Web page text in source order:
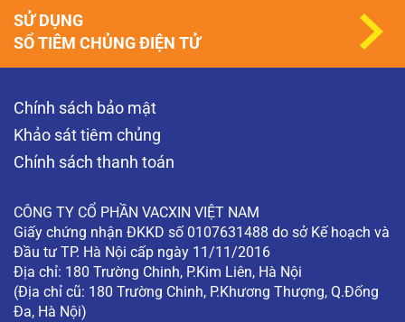
Chính sách bảo mật
Khảo sát tiêm chủng
Chính sách thanh toán
CÔNG TY CỔ PHẦN VACXIN VIỆT NAM
Giấy chứng nhận ĐKKD số 0107631488 do sở Kế hoạch và
Đầu tư TP. Hà Nội cấp ngày 11/11/2016
Địa chỉ: 180 Trường Chinh, P.Kim Liên, Hà Nội
(Địa chỉ cũ: 180 Trường Chinh, P.Khương Thượng, Q.Đống
Đa, Hà Nội)
SỬ DỤNG
SỔ TIÊM CHỦNG ĐIỆN TỬ